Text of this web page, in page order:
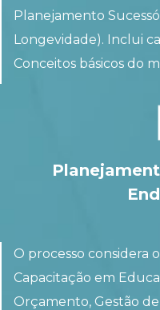
Planejamento
Longevidade). Inclui
Conceitos básicos do
O processo considera
Capacitação em
Orçamento, Gestão